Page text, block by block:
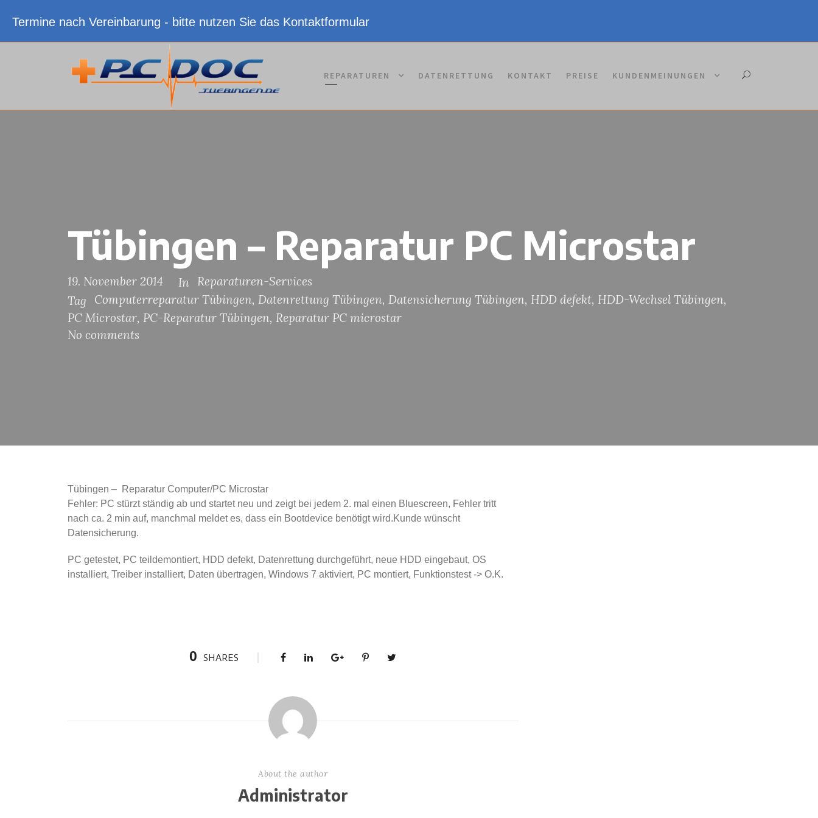
Termine nach Vereinbarung - bitte nutzen Sie das Kontaktformular
REPARATUREN DATENRETTUNG KONTAKT PREISE KUNDENMEINUNGEN
Tübingen – Reparatur PC Microstar
19. November 2014 In
Reparaturen-Services
Tag
Computerreparatur Tübingen, Datenrettung Tübingen, Datensicherung Tübingen, HDD defekt, HDD-Wechsel Tübingen,
PC Microstar, PC-Reparatur Tübingen, Reparatur PC microstar
No comments
Tübingen – Reparatur Computer/PC Microstar
Fehler: PC stürzt ständig ab und startet neu und zeigt bei jedem 2. mal einen Bluescreen, Fehler tritt
nach ca. 2 min auf, manchmal meldet es, dass ein Bootdevice benötigt wird.Kunde wünscht
Datensicherung.
PC getestet, PC teildemontiert, HDD defekt, Datenrettung durchgeführt, neue HDD eingebaut, OS
installiert, Treiber installiert, Daten übertragen, Windows 7 aktiviert, PC montiert, Funktionstest -> O.K.
0 SHARES
About the author
Administrator